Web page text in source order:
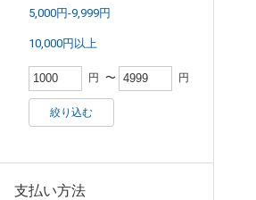
5,000円-9,999円
10,000円以上
円 〜 円
絞り込む
支払い方法